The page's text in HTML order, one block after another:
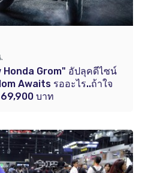
Honda Grom" อัปลุคดีไซน์
Awaits รออะไร..ถ้าใจ
บาท